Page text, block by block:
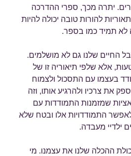
יתרה מכך, ספרי ההדרכה
להורות טובה יכולה להיות
לא תמיד כמו בספר.
החיים שלנו גם לא מושלמים.
אלא שלפי תיאוריה זו של
בעצמו עם התסכול ולצמוח
את צרכיו ולהרגיע אותו, וזה
שמזמנות התמודדות עם
לאפשר התמודדויות אלו ובטח שלא
ילדיי מעבדה.
ההכלה שלנו את עצמנו. מי